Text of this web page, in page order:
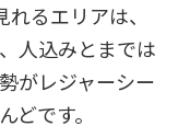
るエリアは、
人込みとまでは
がレジャーシー
どです。